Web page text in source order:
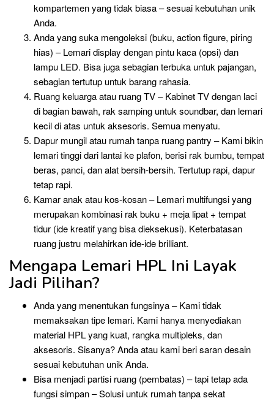
kompartemen yang tidak biasa – sesuai kebutuhan unik
Anda.
Anda yang suka mengoleksi (buku, action figure, piring
hias) – Lemari display dengan pintu kaca (opsi) dan
lampu LED. Bisa juga sebagian terbuka untuk pajangan,
sebagian tertutup untuk barang rahasia.
Ruang keluarga atau ruang TV – Kabinet TV dengan laci
di bagian bawah, rak samping untuk soundbar, dan lemari
kecil di atas untuk aksesoris. Semua menyatu.
Dapur mungil atau rumah tanpa ruang pantry – Kami bikin
lemari tinggi dari lantai ke plafon, berisi rak bumbu, tempat
beras, panci, dan alat bersih-bersih. Tertutup rapi, dapur
tetap rapi.
Kamar anak atau kos-kosan – Lemari multifungsi yang
merupakan kombinasi rak buku + meja lipat + tempat
tidur (ide kreatif yang bisa dieksekusi). Keterbatasan
ruang justru melahirkan ide-ide brilliant.
Mengapa Lemari HPL Ini Layak
Jadi Pilihan?
Anda yang menentukan fungsinya – Kami tidak
memaksakan tipe lemari. Kami hanya menyediakan
material HPL yang kuat, rangka multipleks, dan
aksesoris. Sisanya? Anda atau kami beri saran desain
sesuai kebutuhan unik Anda.
Bisa menjadi partisi ruang (pembatas) – tapi tetap ada
fungsi simpan – Solusi untuk rumah tanpa sekat